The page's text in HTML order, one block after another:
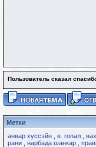
Пользователь сказал
Метки
анвар хуссэйн
в. гопал
рани
нарбада шанкар